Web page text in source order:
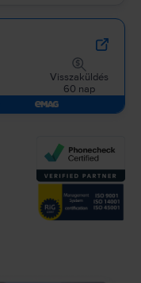
Visszaküldés
60 nap